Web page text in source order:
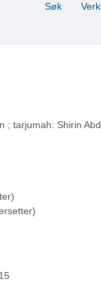
Søk
; tarjumah: Shirin